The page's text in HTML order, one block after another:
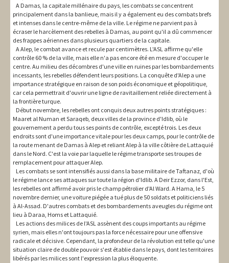
A Damas, la capitale millénaire du pays, les combats se concentrent
principalement dans la banlieue, mais il y a également eu des combats brefs
et intenses dans le centre-même de la ville. Le régime ne parvient pas à
écraser le harcèlement des rebelles à Damas, au point qu'il a dû commencer
des frappes aériennes dans plusieurs quartiers de la capitale.
A Alep, le combat avance et recule par centimètres. L'ASL affirme qu'elle
contrôle 60 % de la ville, mais elle n'a pas encore été en mesure d'occuper le
centre. Au milieu des décombres d'une ville en ruines par les bombardements
incessants, les rebelles défendent leurs positions. La conquête d'Alep a une
importance stratégique en raison de son poids économique et géopolitique,
car cela permettrait d'ouvrir une ligne de ravitaillement reliée directement à
la frontière turque.
Début novembre, les rebelles ont conquis deux autres points stratégiques :
Maaret al Numan et Saraqeb, deux villes de la province d'Idlib, où le
gouvernement a perdu tous ses points de contrôle, excepté trois. Les deux
endroits sont d'une importance vitale pour les deux camps, pour le contrôle de
la route menant de Damas à Alep et reliant Alep à la ville côtière de Lattaquié
dans le Nord. C'est la voie par laquelle le régime transporte ses troupes de
remplacement pour attaquer Alep.
Les combats se sont intensifiés aussi dans la base militaire de Taftanaz, d'où
le régime lance ses attaques sur toute la région d'Idlib. A Deir Ezzor, dans l'Est,
les rebelles ont affirmé avoir pris le champ pétrolier d'Al Ward. A Hama, le 5
novembre dernier, une voiture piégée a tué plus de 50 soldats et politiciens liés
à Al-Assad. D'autres combats et des bombardements aveugles du régime ont
lieu à Daraa, Homs et Lattaquié.
Les actions des milices de l'ASL assènent des coups importants au régime
syrien, mais elles n'ont toujours pas la force nécessaire pour une offensive
radicale et décisive. Cependant, la profondeur de la révolution est telle qu'une
situation claire de double pouvoir s'est établie dans le pays, dont les territoires
libérés par les milices sont l'expression la plus éloquente.